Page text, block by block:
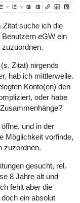
Zitat suche ich die
Benutzern eGW ein
Zitat) nirgends
hab ich mittlerweile.
Konto(en) den
oder habe
und in der
Möglichkeit vorfinde,
zuzordnen.
gesucht, rel.
8 Jahre alt und
fehlt aber die
ein absolut